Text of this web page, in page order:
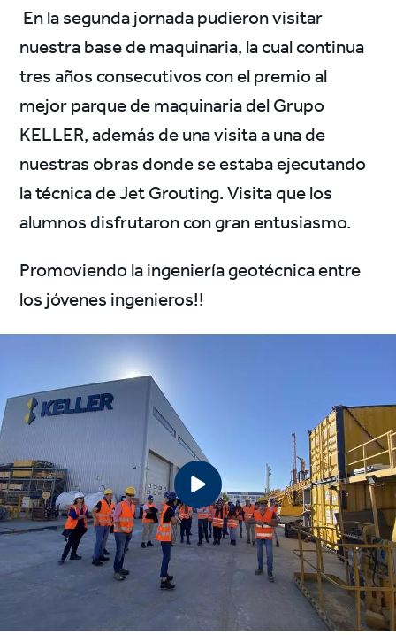
En la segunda jornada pudieron visitar
nuestra base de maquinaria, la cual continua
tres años consecutivos con el premio al
mejor parque de maquinaria del Grupo
KELLER, además de una visita a una de
nuestras obras donde se estaba ejecutando
la técnica de Jet Grouting. Visita que los
alumnos disfrutaron con gran entusiasmo.
Promoviendo la ingeniería geotécnica entre
los jóvenes ingenieros!!